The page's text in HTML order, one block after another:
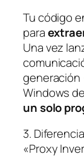
Tu código
para
Una vez
generación
Windows
un solo
3.
«Proxy